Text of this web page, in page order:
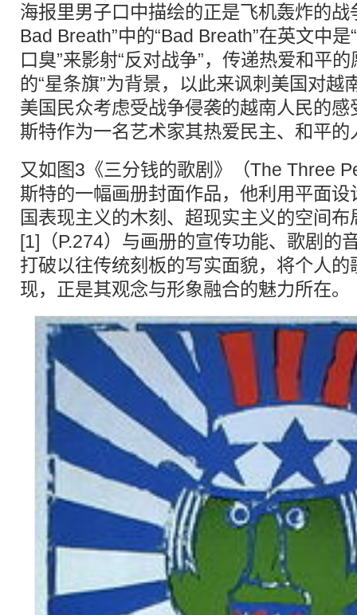
海报里男子口中描绘的正是飞机轰炸的战
Bad Breath”中的“Bad Breath”在英文中是
口臭”来影射“反对战争”，传递热爱和平
的“星条旗”为背景，以此来讽刺美国对越
美国民众考虑受战争侵袭的越南人民的
斯特作为一名艺术家其热爱民主、和平的
又如图3《三分钱的歌剧》（The Three
斯特的一幅画册封面作品，他利用平面
国表现主义的木刻、超现实主义的空间
[1]（P.274）与画册的宣传功能、歌剧的
打破以往传统刻板的写实面貌，将个人
现，正是其观念与形象融合的魅力所在。